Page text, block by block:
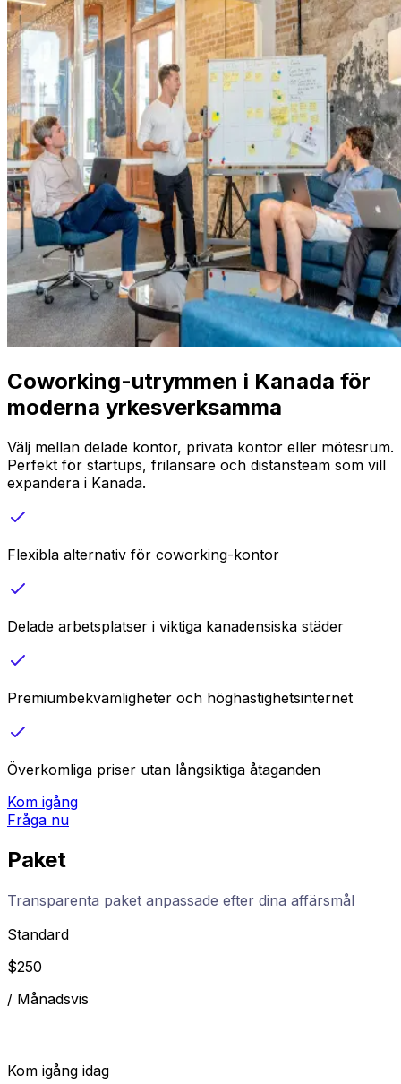
Coworking-utrymmen i Kanada för
moderna yrkesverksamma
Välj mellan delade kontor, privata kontor eller mötesrum.
Perfekt för startups, frilansare och distansteam som vill
expandera i Kanada.
Flexibla alternativ för coworking-kontor
Delade arbetsplatser i viktiga kanadensiska städer
Premiumbekvämligheter och höghastighetsinternet
Överkomliga priser utan långsiktiga åtaganden
Kom igång
Fråga nu
Paket
Transparenta paket anpassade efter dina affärsmål
Standard
$250
/ Månadsvis
Kom igång idag